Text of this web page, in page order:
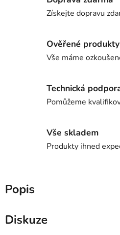
Získejte dopravu
Ověřené produkty
Vše máme
Technická
Pomůžeme
Vše skladem
Produkty ihned
Popis
Diskuze